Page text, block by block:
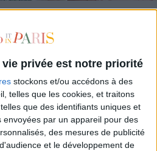
privée est notre priorité
stockons et/ou accédons à des
telles que les cookies, et traitons
que des identifiants uniques et
par un appareil pour des
des mesures de publicité
et le développement de
AFFORDABLE MADE-IN-FRANCE